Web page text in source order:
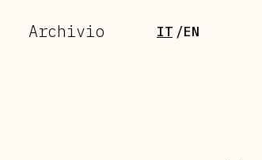
Archivio IT EN